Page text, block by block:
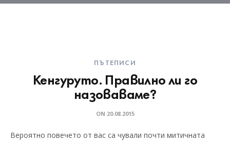
ПЪТЕПИСИ
Кенгуруто. Правилно ли го
назоваваме?
ON 20.08.2015
Вероятно повечето от вас са чували почти митичната